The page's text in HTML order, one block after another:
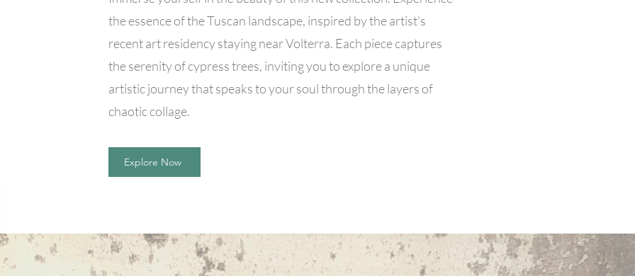
the essence of the Tuscan landscape, inspired by the artist's
recent art residency staying near Volterra. Each piece captures
the serenity of cypress trees, inviting you to explore a unique
artistic journey that speaks to your soul through the layers of
chaotic collage.
Explore Now